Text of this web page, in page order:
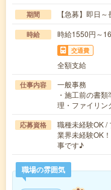
期間 【急募】即日
時給 時給1550円～
交通費
全額支給
仕事内容
一般事務
・施工前の書
理・ファイリ
応募資格
職種未経験OK /
業界未経験OK
事です♪
職場の雰囲気